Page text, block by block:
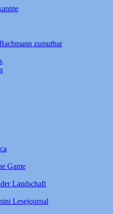
zumutbar
Game
Landschaft
Lesejournal